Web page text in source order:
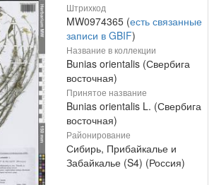
Штрихкод
MW0974365 (есть связанные
записи в GBIF)
Название в коллекции
Bunias orientalis (Свербига
восточная)
Принятое название
Bunias orientalis L. (Свербига
восточная)
Районирование
Сибирь, Прибайкалье и
Забайкалье (S4) (Россия)